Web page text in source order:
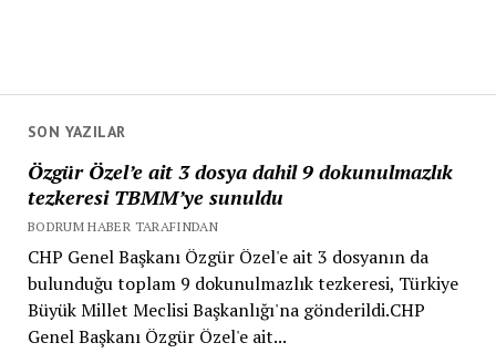
SON YAZILAR
Özgür Özel’e ait 3 dosya dahil 9 dokunulmazlık
tezkeresi TBMM’ye sunuldu
BODRUM HABER TARAFINDAN
CHP Genel Başkanı Özgür Özel'e ait 3 dosyanın da
bulunduğu toplam 9 dokunulmazlık tezkeresi, Türkiye
Büyük Millet Meclisi Başkanlığı'na gönderildi.CHP
Genel Başkanı Özgür Özel'e ait...